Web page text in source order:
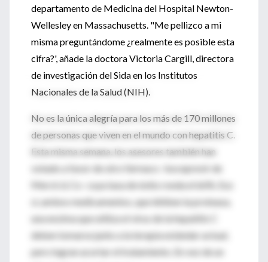
departamento de Medicina del Hospital Newton-
Wellesley en Massachusetts. "Me pellizco a mi
misma preguntándome ¿realmente es posible esta
cifra?', añade la doctora Victoria Cargill, directora
de investigación del Sida en los Institutos
Nacionales de la Salud (NIH).
No es la única alegría para los más de 170 millones
de personas que viven en el mundo con hepatitis C.
Esta misma semana, los asesores también han
votado a favor de otro fármaco -boceprevir de
Merck & Co- cuya tasa de éxito ronda el 66%. Eso
sí, ambos medicamentos, que inhiben la proteasa,
una enzima que utiliza el virus de la hepatitis C
deben tomarse junto a la terapia estándar actual,
pero logran acortar el tratamiento. En vez de un